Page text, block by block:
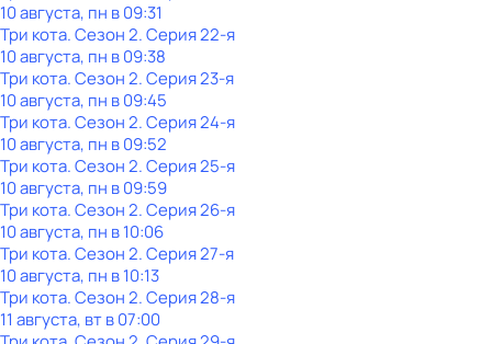
10 августа, пн в 09:31
Три кота. Сезон 2. Серия 22-я
10 августа, пн в 09:38
Три кота. Сезон 2. Серия 23-я
10 августа, пн в 09:45
Три кота. Сезон 2. Серия 24-я
10 августа, пн в 09:52
Три кота. Сезон 2. Серия 25-я
10 августа, пн в 09:59
Три кота. Сезон 2. Серия 26-я
10 августа, пн в 10:06
Три кота. Сезон 2. Серия 27-я
10 августа, пн в 10:13
Три кота. Сезон 2. Серия 28-я
11 августа, вт в 07:00